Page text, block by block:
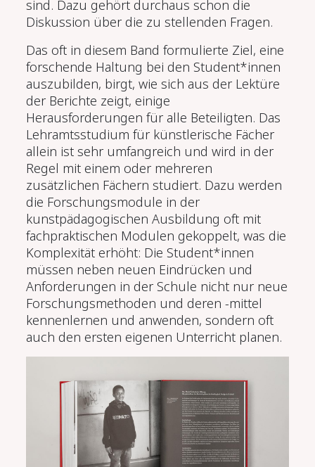
sind. Dazu gehört durchaus schon die
Diskussion über die zu stellenden Fragen.
Das oft in diesem Band formulierte Ziel, eine
forschende Haltung bei den Student*innen
auszubilden, birgt, wie sich aus der Lektüre
der Berichte zeigt, einige
Herausforderungen für alle Beteiligten. Das
Lehramtsstudium für künstlerische Fächer
allein ist sehr umfangreich und wird in der
Regel mit einem oder mehreren
zusätzlichen Fächern studiert. Dazu werden
die Forschungsmodule in der
kunstpädagogischen Ausbildung oft mit
fachpraktischen Modulen gekoppelt, was die
Komplexität erhöht: Die Student*innen
müssen neben neuen Eindrücken und
Anforderungen in der Schule nicht nur neue
Forschungsmethoden und deren -mittel
kennenlernen und anwenden, sondern oft
auch den ersten eigenen Unterricht planen.